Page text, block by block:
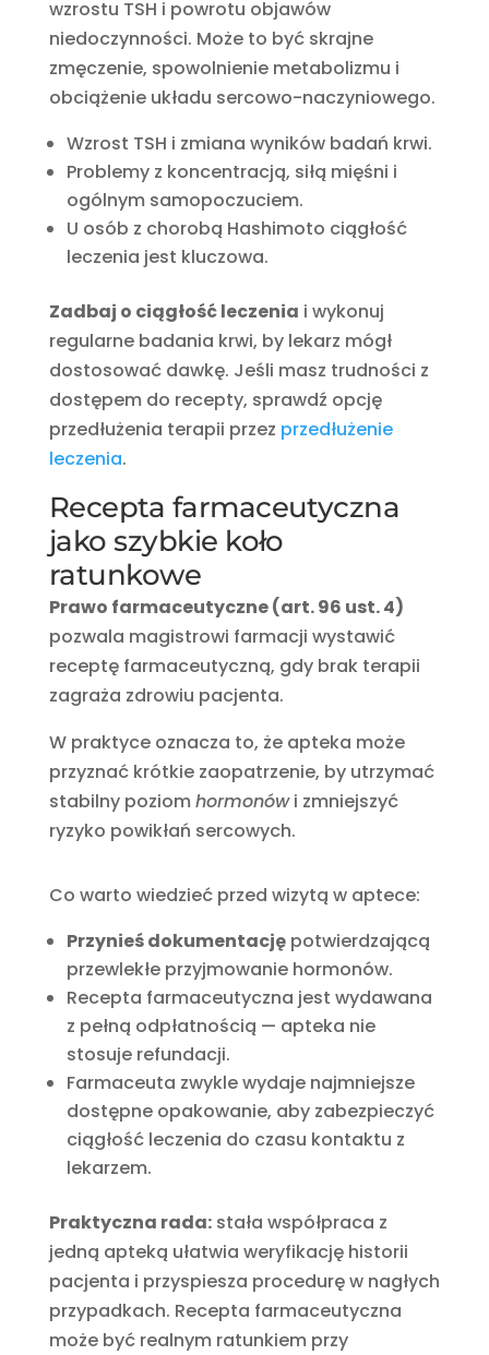
wzrostu TSH i powrotu objawów
niedoczynności. Może to być skrajne
zmęczenie, spowolnienie metabolizmu i
obciążenie układu sercowo-naczyniowego.
Wzrost TSH i zmiana wyników badań krwi.
Problemy z koncentracją, siłą mięśni i
ogólnym samopoczuciem.
U osób z chorobą Hashimoto ciągłość
leczenia jest kluczowa.
Zadbaj o ciągłość leczenia i wykonuj
regularne badania krwi, by lekarz mógł
dostosować dawkę. Jeśli masz trudności z
dostępem do recepty, sprawdź opcję
przedłużenia terapii przez przedłużenie
leczenia.
Recepta farmaceutyczna
jako szybkie koło
ratunkowe
Prawo farmaceutyczne (art. 96 ust. 4)
pozwala magistrowi farmacji wystawić
receptę farmaceutyczną, gdy brak terapii
zagraża zdrowiu pacjenta.
W praktyce oznacza to, że apteka może
przyznać krótkie zaopatrzenie, by utrzymać
stabilny poziom hormonówi zmniejszyć
ryzyko powikłań sercowych.
Co warto wiedzieć przed wizytą w aptece:
Przynieś dokumentacjępotwierdzającą
przewlekłe przyjmowanie hormonów.
Recepta farmaceutyczna jest wydawana
z pełną odpłatnością — apteka nie
stosuje refundacji.
Farmaceuta zwykle wydaje najmniejsze
dostępne opakowanie, aby zabezpieczyć
ciągłość leczenia do czasu kontaktu z
lekarzem.
Praktyczna rada:stała współpraca z
jedną apteką ułatwia weryfikację historii
pacjenta i przyspiesza procedurę w nagłych
przypadkach. Recepta farmaceutyczna
może być realnym ratunkiem przy